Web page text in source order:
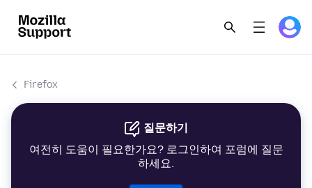
Firefox
질문하기
여전히 도움이 필요한가요? 로그인하여 포럼에 질문
하세요.